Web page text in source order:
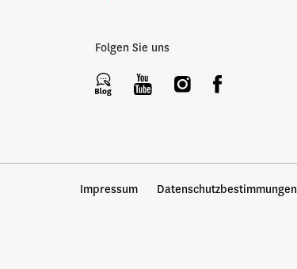
Folgen Sie uns
Impressum Datenschutzbestimmungen